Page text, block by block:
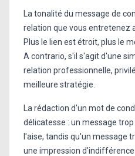
La tonalité du message de
relation que vous entretenez
Plus le lien est étroit, plus le
A contrario, s'il s'agit d'une
relation professionnelle,
meilleure stratégie.
La rédaction d'un mot de
délicatesse : un message
l'aise, tandis qu'un message
une impression d'indifférence.